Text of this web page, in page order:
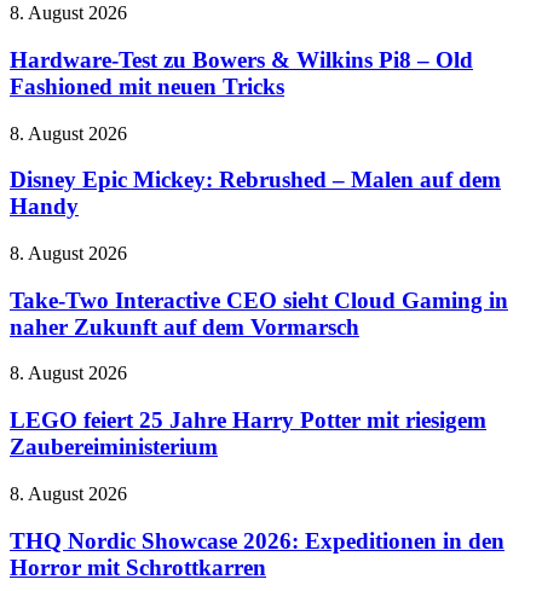
des
Jackson-
Biopics
Hardware-
zu
Bowers
&
Pi8
Old
Fashioned
neuen
8. August 2026
Hardware-Test zu Bowers & Wilkins Pi8 – Old
Fashioned mit neuen Tricks
Disney
Mickey:
Rebrushed
–
auf
Handy
8. August 2026
Disney Epic Mickey: Rebrushed – Malen auf dem
Handy
Take-
Interactive
CEO
sieht
Gaming
naher
Zukunft
dem
8. August 2026
Take-Two Interactive CEO sieht Cloud Gaming in
naher Zukunft auf dem Vormarsch
LEGO
25
Jahre
Harry
mit
Zaubereiministerium
8. August 2026
LEGO feiert 25 Jahre Harry Potter mit riesigem
Zaubereiministerium
THQ
Showcase
2026:
Expeditionen
8. August 2026
THQ Nordic Showcase 2026: Expeditionen in den
Horror mit Schrottkarren